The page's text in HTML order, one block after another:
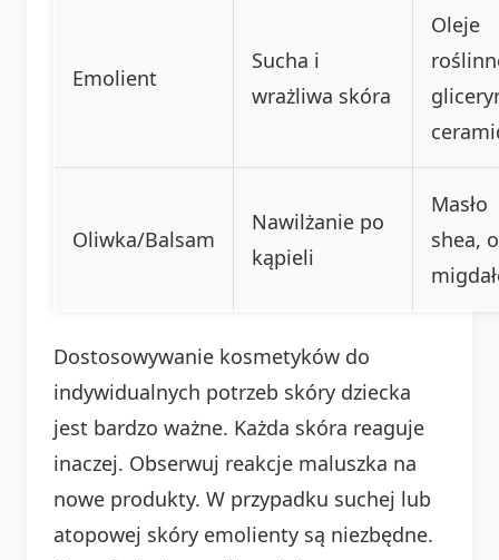
Emolient
Sucha i
wrażliwa skóra
Oleje
Oliwka/Balsam
Nawilżanie po
kąpieli
Masło
shea,
Dostosowywanie kosmetyków do
indywidualnych potrzeb skóry dziecka
jest bardzo ważne. Każda skóra reaguje
inaczej. Obserwuj reakcje maluszka na
nowe produkty. W przypadku suchej lub
atopowej skóry emolienty są niezbędne.